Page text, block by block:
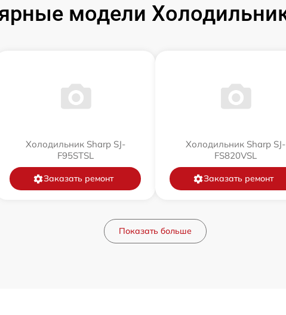
модели
Холодильник Sharp SJ-
F95STSL
Заказать ремонт
Холодильник Sharp SJ-
FS820VSL
Заказать ремонт
Показать больше